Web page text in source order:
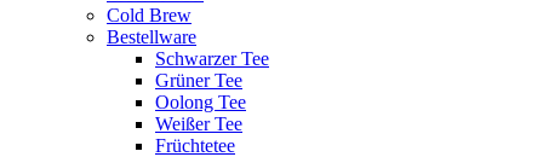
Cold Brew
Bestellware
Schwarzer Tee
Grüner Tee
Oolong Tee
Weißer Tee
Früchtetee